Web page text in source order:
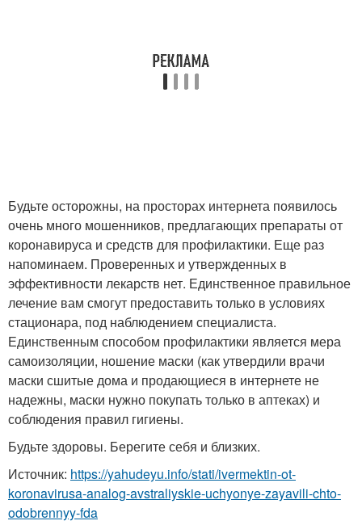
Будьте осторожны, на просторах интернета появилось
очень много мошенников, предлагающих препараты от
коронавируса и средств для профилактики. Еще раз
напоминаем. Проверенных и утвержденных в
эффективности лекарств нет. Единственное правильное
лечение вам смогут предоставить только в условиях
стационара, под наблюдением специалиста.
Единственным способом профилактики является мера
самоизоляции, ношение маски (как утвердили врачи
маски сшитые дома и продающиеся в интернете не
надежны, маски нужно покупать только в аптеках) и
соблюдения правил гигиены.
Будьте здоровы. Берегите себя и близких.
Источник: https://yahudeyu.info/stati/ivermektin-ot-
koronavirusa-analog-avstraliyskie-uchyonye-zayavili-chto-
odobrennyy-fda